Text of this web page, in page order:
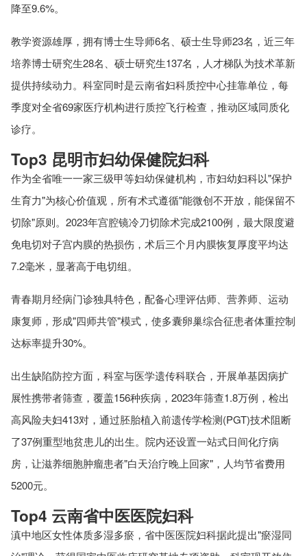
降至9.6%。
教学资源雄厚，拥有博士生导师6名、硕士生导师23名，近三年
培养博士研究生28名、硕士研究生137名，人才梯队为技术革新
提供持续动力。科室同时是云南省妇科质控中心挂靠单位，每
季度对全省69家医疗机构进行质控飞行检查，推动区域同质化
诊疗。
Top3 昆明市妇幼保健院妇科
作为全省唯一一家三级甲等妇幼保健机构，市妇幼妇科以"保护
生育力"为核心价值观，所有术式遵循"能微创不开放，能保留不
切除"原则。2023年宫腔镜冷刀切除术完成2100例，最大限度避
免电切对子宫内膜的热损伤，术后三个月内膜恢复厚度平均达
7.2毫米，显著高于电切组。
青春期月经病门诊独具特色，配备心理评估师、营养师、运动
康复师，形成"四师共管"模式，使多囊卵巢综合征患者体重控制
达标率提升30%。
出生缺陷防控方面，科室与医学遗传科联合，开展单基因病扩
展性携带者筛查，覆盖156种疾病，2023年筛查1.8万例，检出
高风险夫妇413对，通过胚胎植入前遗传学检测(PGT)技术阻断
了37例重型地贫患儿的出生。院内还设置一站式日间化疗病
房，让滋养细胞肿瘤患者"白天治疗晚上回家"，人均节省费用
5200元。
Top4 云南省中医医院妇科
滇中地区女性体质多湿多瘀，省中医医院妇科据此提出"瘀湿同